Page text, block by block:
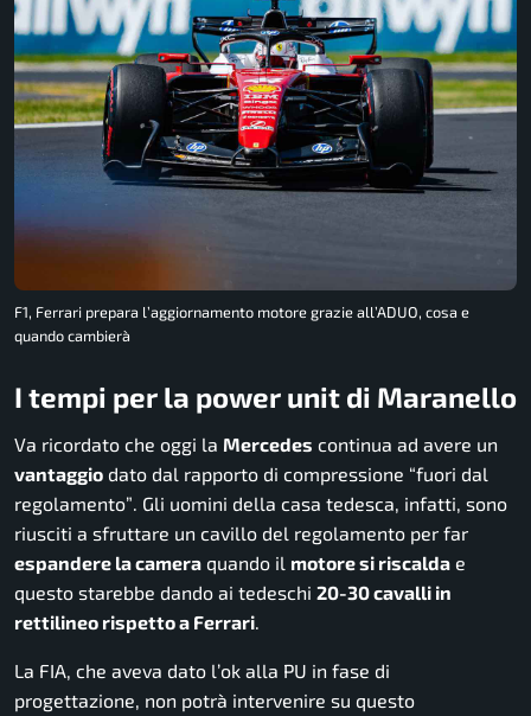
F1, Ferrari prepara l’aggiornamento motore grazie all’ADUO, cosa e
quando cambierà
I tempi per la power unit di Maranello
Va ricordato che oggi la Mercedes continua ad avere un
vantaggio dato dal rapporto di compressione “fuori dal
regolamento” . Gli uomini della casa tedesca, infatti, sono
riusciti a sfruttare un cavillo del regolamento per far
espandere la camera quando il motore si riscalda e
questo starebbe dando ai tedeschi 20-30 cavalli in
rettilineo rispetto a Ferrari
La FIA, che aveva dato l’ok alla PU in fase di
progettazione, non potrà intervenire su questo